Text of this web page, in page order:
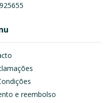
e reembolso